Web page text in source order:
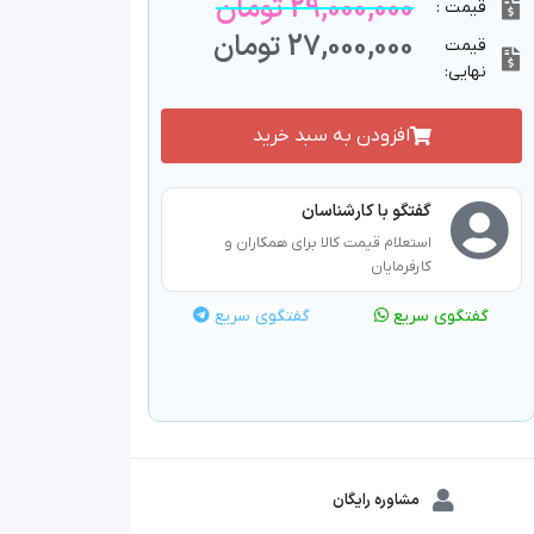
قیمت : 29,000,000تومان
قیمت
نهایی:
27,000,000تومان
افزودن به سبد خرید
گفتگو با کارشناسان
استعلام قیمت کالا برای همکاران و
کارفرمایان
گفتگوی سریع گفتگوی سریع
مشاوره رایگان